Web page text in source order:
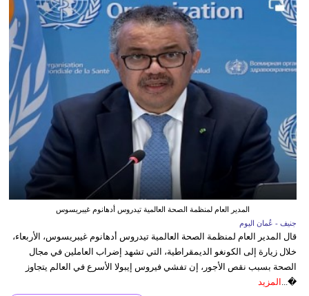
المدير العام لمنظمة الصحة العالمية تيدروس أدهانوم غيبريسوس
جنيف - عُمان اليوم
قال المدير العام لمنظمة الصحة العالمية تيدروس أدهانوم غيبريسوس، الأربعاء،
خلال زيارة إلى الكونغو الديمقراطية، التي تشهد إضراب العاملين في مجال
الصحة بسبب نقص الأجور، إن تفشي فيروس إيبولا الأسرع في العالم يتجاوز
�... المزيد